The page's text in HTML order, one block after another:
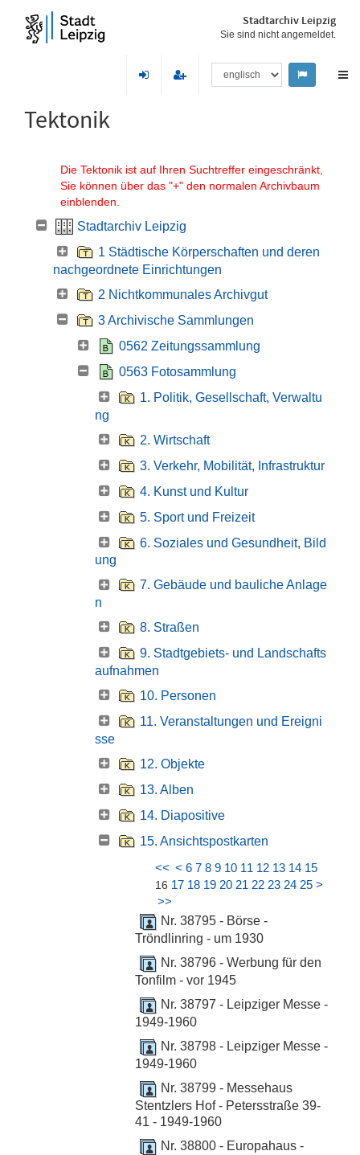
Stadtarchiv Leipzig
Sie sind nicht angemeldet.
Tektonik
Die Tektonik ist auf Ihren Suchtreffer eingeschränkt,
Sie können über das "+" den normalen Archivbaum
einblenden.
Stadtarchiv Leipzig
1 Städtische Körperschaften und deren
nachgeordnete Einrichtungen
2 Nichtkommunales Archivgut
3 Archivische Sammlungen
0562 Zeitungssammlung
0563 Fotosammlung
1. Politik, Gesellschaft, Verwaltu
ng
2. Wirtschaft
3. Verkehr, Mobilität, Infrastruktur
4. Kunst und Kultur
5. Sport und Freizeit
6. Soziales und Gesundheit, Bild
ung
7. Gebäude und bauliche Anlage
n
8. Straßen
9. Stadtgebiets- und Landschafts
aufnahmen
10. Personen
11. Veranstaltungen und Ereigni
sse
12. Objekte
13. Alben
14. Diapositive
15. Ansichtspostkarten
<< < 6 7 8 9 10 11 12 13 14 15
16 17 18 19 20 21 22 23 24 25 >
>>
Nr. 38795 - Börse -
Tröndlinring - um 1930
Nr. 38796 - Werbung für den
Tonfilm - vor 1945
Nr. 38797 - Leipziger Messe -
1949-1960
Nr. 38798 - Leipziger Messe -
1949-1960
Nr. 38799 - Messehaus
Stentzlers Hof - Petersstraße 39-
41 - 1949-1960
Nr. 38800 - Europahaus -